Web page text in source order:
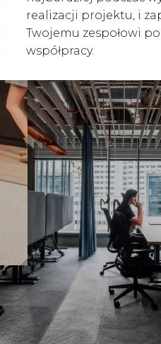
realizacji projektu, i
Twojemu zespołowi
współpracy.